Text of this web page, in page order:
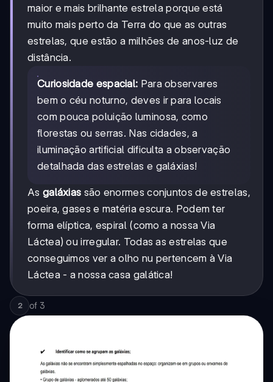
maior e mais brilhante estrela porque está
muito mais perto da Terra do que as outras
estrelas, que estão a milhões de anos-luz de
distância.
Curiosidade espacial: Para observares
bem o céu noturno, deves ir para locais
com pouca poluição luminosa, como
florestas ou serras. Nas cidades, a
iluminação artificial dificulta a observação
detalhada das estrelas e galáxias!
As galáxias são enormes conjuntos de estrelas,
poeira, gases e matéria escura. Podem ter
forma elíptica, espiral (como a nossa Via
Láctea) ou irregular. Todas as estrelas que
conseguimos ver a olho nu pertencem à Via
Láctea - a nossa casa galática!
2 of 3